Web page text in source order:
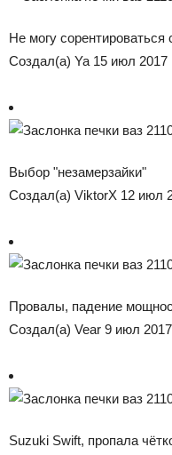
Не могу сорентироваться
Создал(а) Ya 15 июл 2017
Выбор "незамерзайки"
Создал(а) ViktorX 12 июл
Провалы, падение
Создал(а) Vear 9 июл 2017
Suzuki Swift, пропала